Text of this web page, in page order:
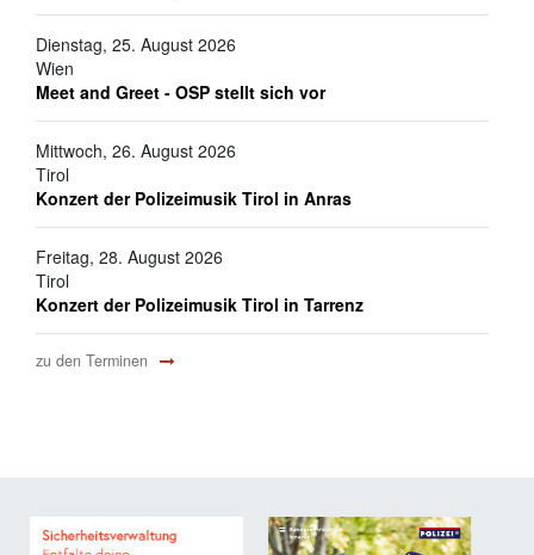
Dienstag, 25. August 2026
Wien
Meet and Greet - OSP stellt sich vor
Mittwoch, 26. August 2026
Tirol
Konzert der Polizeimusik Tirol in Anras
Freitag, 28. August 2026
Tirol
Konzert der Polizeimusik Tirol in Tarrenz
zu den Terminen